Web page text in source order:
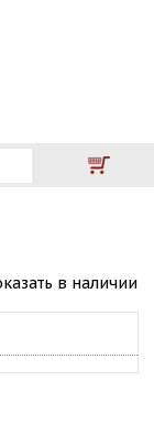
в наличии